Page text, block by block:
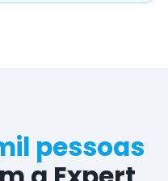
pessoas